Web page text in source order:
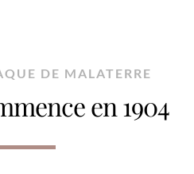
DE MALATERRE
en 1904